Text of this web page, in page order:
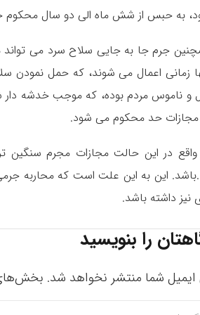
به حبس از شش ماه الی دو سال محکوم
زمانی اعمال می شوند، که حمل نمودن
و ناموس مردم بوده، که موجب خدشه
مجازات حد‌ محکوم می شود.
واقع در این حالت مجازات مجرم سنگین
این به این علت است که محاربه
نیز داشته باشد.
را بنویسید
ایمیل شما منتشر نخواهد شد. بخش‌های